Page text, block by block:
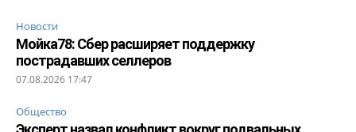
Новости
Мойка78: Сбер расширяет поддержку
пострадавших селлеров
07.08.2026 17:47
Общество